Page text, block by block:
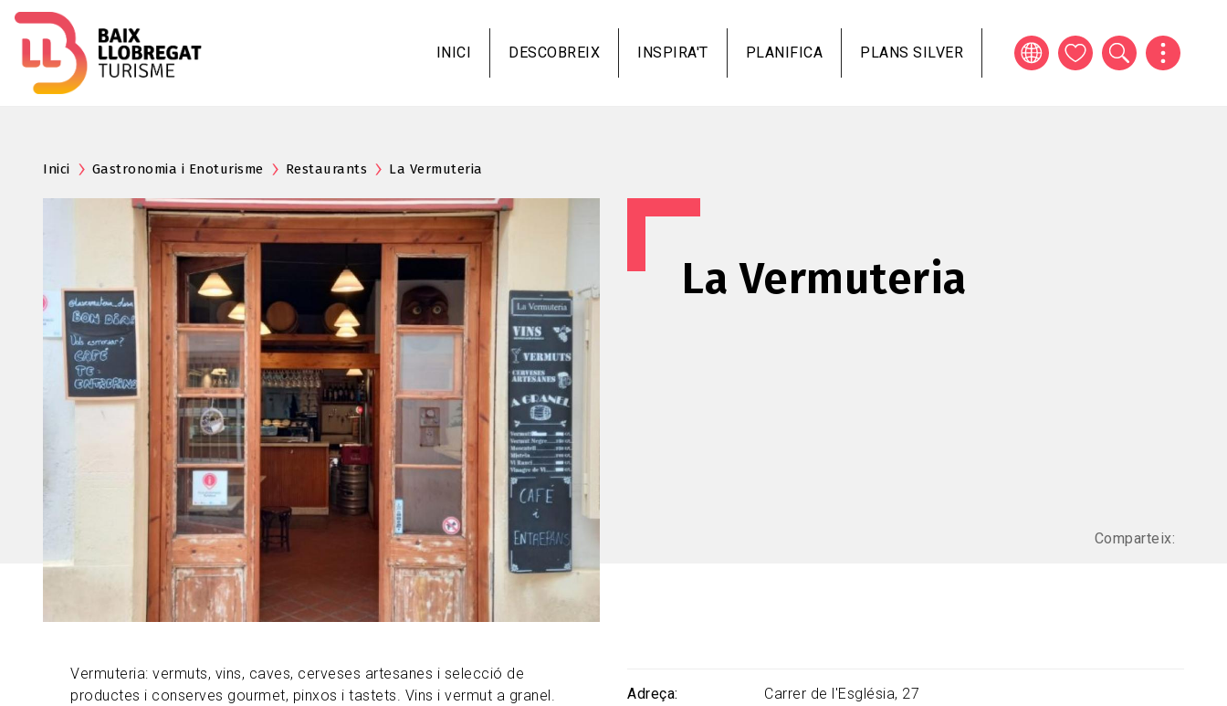
al
contingut
INICI DESCOBREIX INSPIRA'T PLANIFICA PLANS SILVER
Inici Gastronomia i Enoturisme Restaurants La Vermuteria
La Vermuteria
Comparteix:
Vermuteria: vermuts, vins, caves, cerveses artesanes i selecció de
productes i conserves gourmet, pinxos i tastets. Vins i vermut a granel.
Adreça
Carrer de l'Església, 27